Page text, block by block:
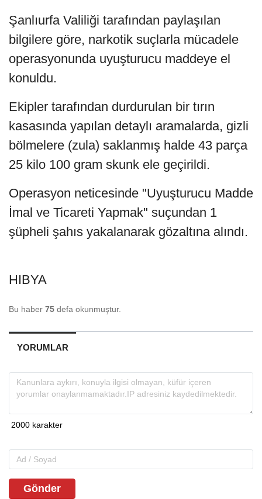
Şanlıurfa Valiliği tarafından paylaşılan
bilgilere göre, narkotik suçlarla mücadele
operasyonunda uyuşturucu maddeye el
konuldu.
Ekipler tarafından durdurulan bir tırın
kasasında yapılan detaylı aramalarda, gizli
bölmelere (zula) saklanmış halde 43 parça
25 kilo 100 gram skunk ele geçirildi.
Operasyon neticesinde "Uyuşturucu Madde
İmal ve Ticareti Yapmak" suçundan 1
şüpheli şahıs yakalanarak gözaltına alındı.
HIBYA
Bu haber 75 defa okunmuştur.
YORUMLAR
Gönder